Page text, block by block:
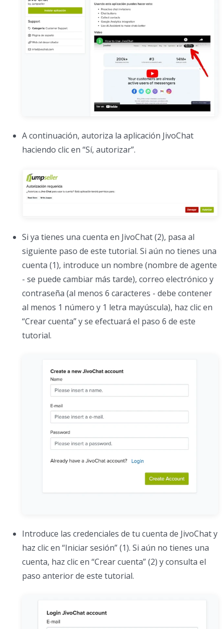
A continuación, autoriza la aplicación JivoChat
haciendo clic en “Sí, autorizar”.
Si ya tienes una cuenta en JivoChat (2), pasa al
siguiente paso de este tutorial. Si aún no tienes una
cuenta (1), introduce un nombre (nombre de agente
- se puede cambiar más tarde), correo electrónico y
contraseña (al menos 6 caracteres - debe contener
al menos 1 número y 1 letra mayúscula), haz clic en
“Crear cuenta” y se efectuará el paso 6 de este
tutorial.
Introduce las credenciales de tu cuenta de JivoChat y
haz clic en “Iniciar sesión” (1). Si aún no tienes una
cuenta, haz clic en “Crear cuenta” (2) y consulta el
paso anterior de este tutorial.